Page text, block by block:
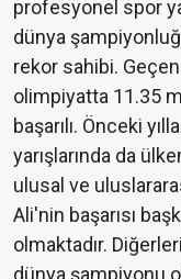
profesyonel spor
dünya
rekor sahibi.
olimpiyatta 11.35
başarılı. Önceki
yarışlarında da
ulusal ve
Ali'nin başarısı
olmaktadır.
dünya şampiyonu